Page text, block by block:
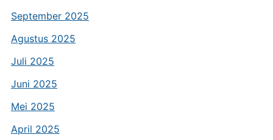
September 2025
Agustus 2025
Juli 2025
Juni 2025
Mei 2025
April 2025